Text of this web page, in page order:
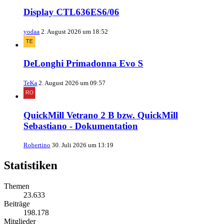
Display CTL636ES6/06
yodaa 2. August 2026 um 18:52
DeLonghi Primadonna Evo S
TeKa 2. August 2026 um 09:57
QuickMill Vetrano 2 B bzw. QuickMill
Sebastiano - Dokumentation
Robertino 30. Juli 2026 um 13:19
Statistiken
Themen
23.633
Beiträge
198.178
Mitglieder